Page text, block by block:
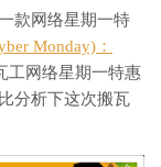
款网络星期一特
Monday)：
工网络星期一特惠
分析下这次搬瓦